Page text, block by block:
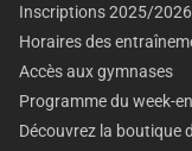
Inscriptions 2025/2026
Horaires des
Accès aux gymnases
Programme du week-
Découvrez la boutique